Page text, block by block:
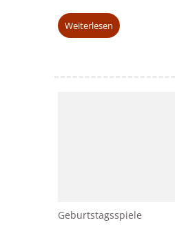
Weiterlesen
Geburtstagsspiele